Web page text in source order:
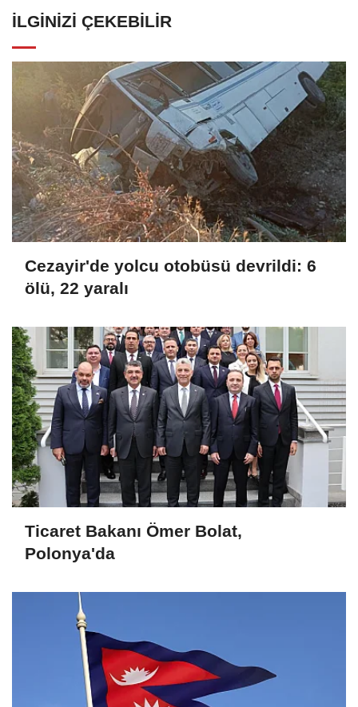
İLGINIZI ÇEKEBILIR
Cezayir'de yolcu otobüsü devrildi: 6
ölü, 22 yaralı
Ticaret Bakanı Ömer Bolat,
Polonya'da